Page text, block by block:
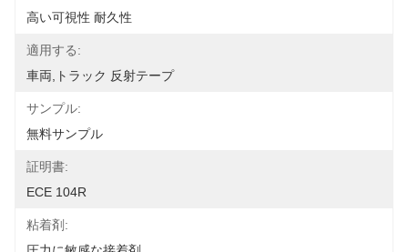
高い可視性 耐久性
適用する:
車両,トラック 反射テープ
サンプル:
無料サンプル
証明書:
ECE 104R
粘着剤: